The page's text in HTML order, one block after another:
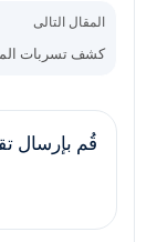
المقال التالى
كشف تسربات
قُم بإرسال